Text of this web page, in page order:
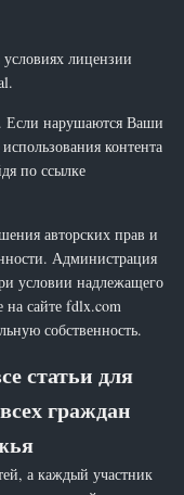
лицензии
Если нарушаются Ваши
контента
по ссылке
авторских прав и
Администрация
условии надлежащего
на сайте fdlx.com
собственность.
статьи для
граждан
а каждый участник